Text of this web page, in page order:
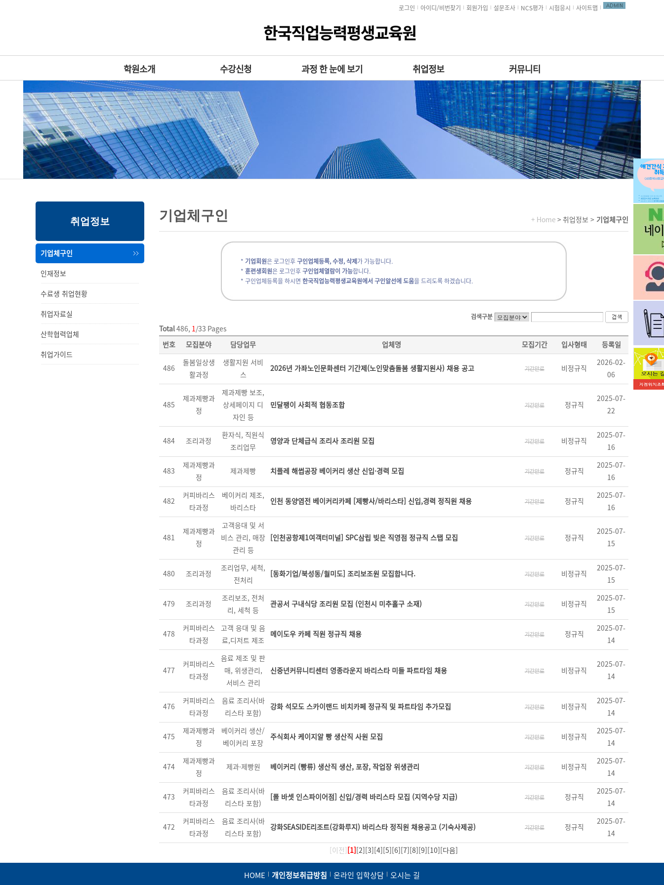
로그인 아이디/비번찾기 회원가입 설문조사 NCS평가 시험응시 사이트맵
뉴
학원소개 수강신청 과정 한 눈에 보기 취업정보 커뮤니티
하
취업정보
기업체구인
인재정보
수료생 취업현황
취업자료실
산학협력업체
취업가이드
링
본
기업체구인 + Home > 취업정보 > 기업체구인
* 기업회원은 로그인후 구인업체등록, 수정, 삭제 가 가능합니다.
* 훈련생회원은 로그인후 구인업체열람이 가능합니다.
* 구인업체등록을 하시면 한국직업능력평생교육원에서 구인알선에 도움을 드리도록 하겠습니다.
검색구분
Total 486, 1 /33 Pages
번호 모집분야 담당업무 업체명 모집기간 입사형태 등록일
486
돌봄일상생
활과정
생활지원 서비
스
2026년 가좌노인문화센터 기간제(노인맞춤돌봄 생활지원사) 채용 공고 기간만료 비정규직
2026-02-
06
485
제과제빵과
정
제과제빵 보조,
상세페이지 디
자인 등
민달팽이 사회적 협동조합 기간만료 정규직
2025-07-
22
484 조리과정
환자식, 직원식
조리업무
영양과 단체급식 조리사 조리원 모집 기간만료 비정규직
2025-07-
16
483
제과제빵과
정
제과제빵 치플레 해썹공장 베이커리 생산 신입·경력 모집 기간만료 정규직
2025-07-
16
482
커피바리스
타과정
베이커리 제조,
바리스타
인천 동양염전 베이커리카페 [제빵사/바리스타] 신입,경력 정직원 채용 기간만료 정규직
2025-07-
16
481
제과제빵과
정
고객응대 및 서
비스 관리, 매장
관리 등
[인천공항제1여객터미널] SPC삼립 빚은 직영점 정규직 스탭 모집 기간만료 정규직
2025-07-
15
480 조리과정
조리업무, 세척,
전처리
[동화기업/북성동/월미도] 조리보조원 모집합니다. 기간만료 비정규직
2025-07-
15
479 조리과정
조리보조, 전처
리, 세척 등
관공서 구내식당 조리원 모집 (인천시 미추홀구 소재) 기간만료 비정규직
2025-07-
15
478
커피바리스
타과정
고객 응대 및 음
료,디저트 제조
메이도우 카페 직원 정규직 채용 기간만료 정규직
2025-07-
14
477
커피바리스
타과정
음료 제조 및 판
매, 위생관리,
서비스 관리
신중년커뮤니티센터 영종라운지 바리스타 미들 파트타임 채용 기간만료 비정규직
2025-07-
14
476
커피바리스
타과정
음료 조리사(바
리스타 포함)
강화 석모도 스카이랜드 비치카페 정규직 및 파트타임 추가모집 기간만료 비정규직
2025-07-
14
475
제과제빵과
정
베이커리 생산/
베이커리 포장
주식회사 케이지알 빵 생산직 사원 모집 기간만료 비정규직
2025-07-
14
474
제과제빵과
정
제과·제빵원 베이커리 (빵류) 생산직 생산, 포장, 작업장 위생관리 기간만료 비정규직
2025-07-
14
473
커피바리스
타과정
음료 조리사(바
리스타 포함)
[폴 바셋 인스파이어점] 신입/경력 바리스타 모집 (지역수당 지급) 기간만료 정규직
2025-07-
14
472
커피바리스
타과정
음료 조리사(바
리스타 포함)
강화SEASIDE리조트(강화루지) 바리스타 정직원 채용공고 (기숙사제공) 기간만료 정규직
2025-07-
14
[이전] [1] [2] [3] [4] [5] [6] [7] [8] [9] [10] [다음]
HOME 개인정보취급방침 온라인 입학상담 오시는 길